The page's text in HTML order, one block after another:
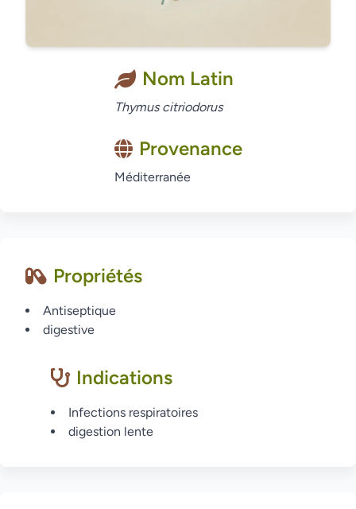
Nom Latin
Thymus citriodorus
Provenance
Méditerranée
Propriétés
Antiseptique
digestive
Indications
Infections respiratoires
digestion lente